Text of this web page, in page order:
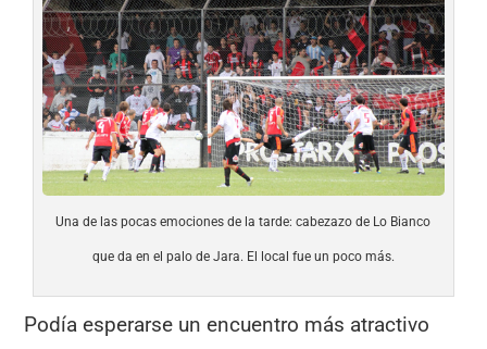
Una de las pocas emociones de la tarde: cabezazo de Lo Bianco
que da en el palo de Jara. El local fue un poco más.
Podía esperarse un encuentro más atractivo